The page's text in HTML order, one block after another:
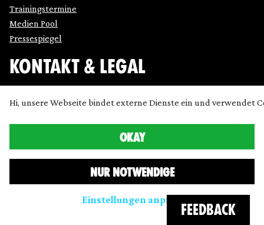
FEEDBACK
Trainingstermine
Medien Pool
Pressespiegel
KONTAKT & LEGAL
Datenschutz
Presse
SimpleIcon ,Freepik,Bogdan Rosu
Hi, unsere Webseite bindet externe Dienste ein und verwendet
Einstellungen anpassen
NUR NOTWENDIGE
OKAY